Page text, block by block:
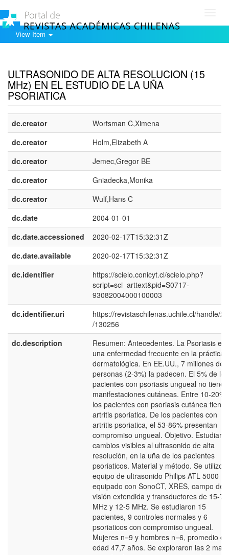
View Item
ULTRASONIDO DE ALTA RESOLUCION (15
MHz) EN EL ESTUDIO DE LA UÑA
PSORIATICA
dc.creator
Wortsman C,Ximena
dc.creator
Holm,Elizabeth A
dc.creator
Jemec,Gregor BE
dc.creator
Gniadecka,Monika
dc.creator
Wulf,Hans C
dc.date
2004-01-01
dc.date.accessioned
2020-02-17T15:32:31Z
dc.date.available
2020-02-17T15:32:31Z
dc.identifier
https://scielo.conicyt.cl/scielo.php?
script=sci_arttext&pid=S0717-
93082004000100003
dc.identifier.uri
https://revistaschilenas.uchile.cl/handle/
/130256
dc.description
Resumen: Antecedentes. La Psoriasis es
una enfermedad frecuente en la práctica
dermatológica. En EE.UU., 7 millones de
personas (2-3%) la padecen. El 5% de los
pacientes con psoriasis ungueal no tienen
manifestaciones cutáneas. Entre 10-20%
los pacientes con psoriasis cutánea tienen
artritis psoriatica. De los pacientes con
artritis psoriatica, el 53-86% presentan
compromiso ungueal. Objetivo. Estudiar
cambios visibles al ultrasonido de alta
resolución, en la uña de los pacientes
psoriaticos. Material y método. Se utilizo
equipo de ultrasonido Philips ATL 5000
equipado con SonoCT, XRES, campo de
visión extendida y transductores de 15-7
MHz y 12-5 MHz. Se estudiaron 15
pacientes, 9 controles normales y 6
psoriaticos con compromiso ungueal.
Mujeres n=9 y hombres n=6, promedio de
edad 47,7 años. Se exploraron las 2